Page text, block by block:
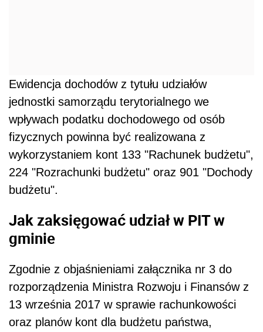
Ewidencja dochodów z tytułu udziałów
jednostki samorządu terytorialnego we
wpływach podatku dochodowego od osób
fizycznych powinna być realizowana z
wykorzystaniem kont 133 "Rachunek budżetu",
224 "Rozrachunki budżetu" oraz 901 "Dochody
budżetu".
Jak zaksięgować udział w PIT w
gminie
Zgodnie z objaśnieniami załącznika nr 3 do
rozporządzenia Ministra Rozwoju i Finansów z
13 września 2017 w sprawie rachunkowości
oraz planów kont dla budżetu państwa,